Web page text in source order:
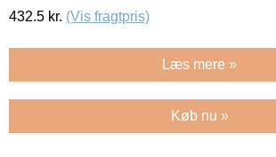
432.5 kr. (Vis fragtpris)
Læs mere »
Køb nu »